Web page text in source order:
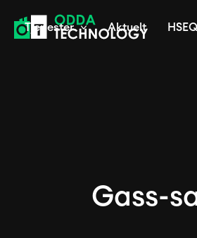
Tjenester Aktuelt HSEQ
Gass-